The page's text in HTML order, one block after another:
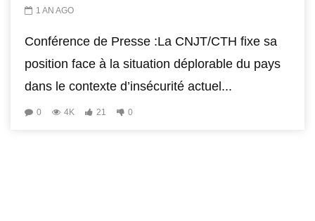
1 AN AGO
Conférence de Presse :La CNJT/CTH fixe sa
position face à la situation déplorable du pays
dans le contexte d’insécurité actuel...
0 4K 21 0